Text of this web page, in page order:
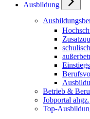
Ausbildung
Betrieb &
Jobportal
Top-